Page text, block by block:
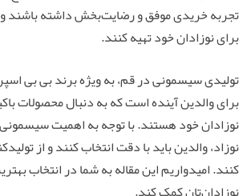
تجربه خریدی موفق و رضایت‌بخش داشته باشند و
برای نوزادان خود تهیه کنند.
تولیدی سیسمونی در قم، به ویژه برند بی بی
برای والدین آینده است که به دنبال محصولات
نوزادان خود هستند. با توجه به اهمیت سیسمونی
نوزاد، والدین باید با دقت انتخاب کنند و از
کنند. امیدواریم این مقاله به شما در انتخاب